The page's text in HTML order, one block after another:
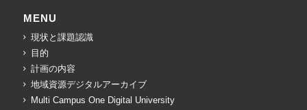
MENU
現状と課題認識
目的
計画の内容
地域資源デジタルアーカイブ
Multi Campus One Digital University